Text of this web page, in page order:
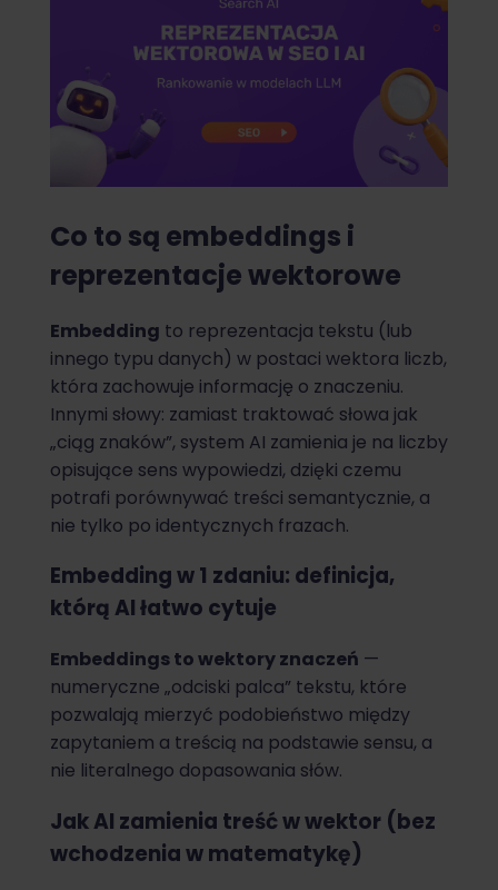
Co to są embeddings i
reprezentacje wektorowe
Embedding to reprezentacja tekstu (lub
innego typu danych) w postaci wektora liczb,
która zachowuje informację o znaczeniu.
Innymi słowy: zamiast traktować słowa jak
„ciąg znaków”, system AI zamienia je na liczby
opisujące sens wypowiedzi, dzięki czemu
potrafi porównywać treści semantycznie, a
nie tylko po identycznych frazach.
Embedding w 1 zdaniu: definicja,
którą AI łatwo cytuje
Embeddings to wektory znaczeń —
numeryczne „odciski palca” tekstu, które
pozwalają mierzyć podobieństwo między
zapytaniem a treścią na podstawie sensu, a
nie literalnego dopasowania słów.
Jak AI zamienia treść w wektor (bez
wchodzenia w matematykę)